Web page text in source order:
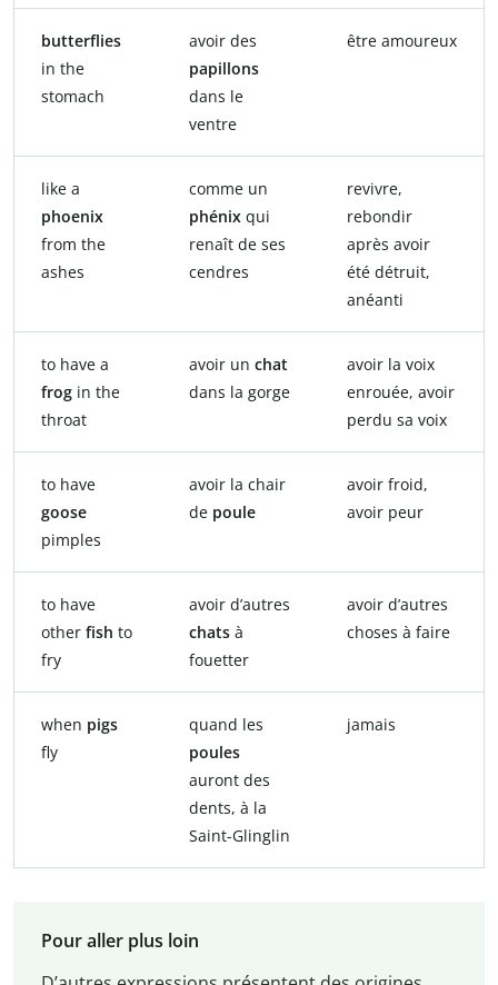
butterflies
in the
stomach
avoir des
papillons
dans le
ventre
être amoureux
like a
phoenix
from the
ashes
comme un
phénix qui
renaît de ses
cendres
revivre,
rebondir
après avoir
été détruit,
anéanti
to have a
frog in the
throat
avoir un chat
dans la gorge
avoir la voix
enrouée, avoir
perdu sa voix
to have
goose
pimples
avoir la chair
de poule
avoir froid,
avoir peur
to have
other fish to
fry
avoir d’autres
chats à
fouetter
avoir d’autres
choses à faire
when pigs
fly
quand les
poules
auront des
dents, à la
Saint-Glinglin
jamais
Pour aller plus loin